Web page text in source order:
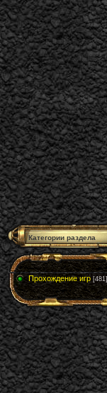
Категории раздела
Прохождение игр [481]